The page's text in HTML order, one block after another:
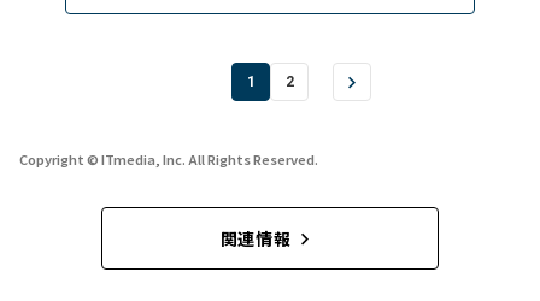
1 2
Copyright © ITmedia, Inc. All Rights Reserved.
関連情報